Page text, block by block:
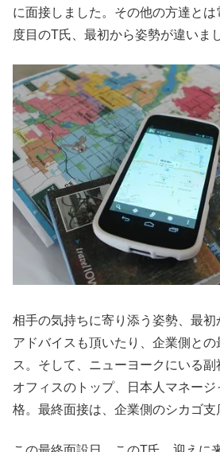
に面接しました。その他の方達とは
度目のT氏、最初から姿勢が違いま
相手の気持ちに寄り添う姿勢、最初
アドバイスも頂いたり、企業側と
ス。そして、ニューヨークにいる
オフィスのトップ、日本人マネー
格。最終面接は、企業側のシカゴ支